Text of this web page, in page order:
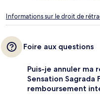
Informations sur le droit de
Foire aux questions
Puis-je annuler ma
Sensation Sagrada
remboursement